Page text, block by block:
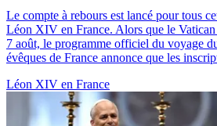
Le compte à rebours est lancé pour tous
Léon XIV en France. Alors que le
7 août, le programme officiel du voyage
évêques de France annonce que les
Léon XIV en France